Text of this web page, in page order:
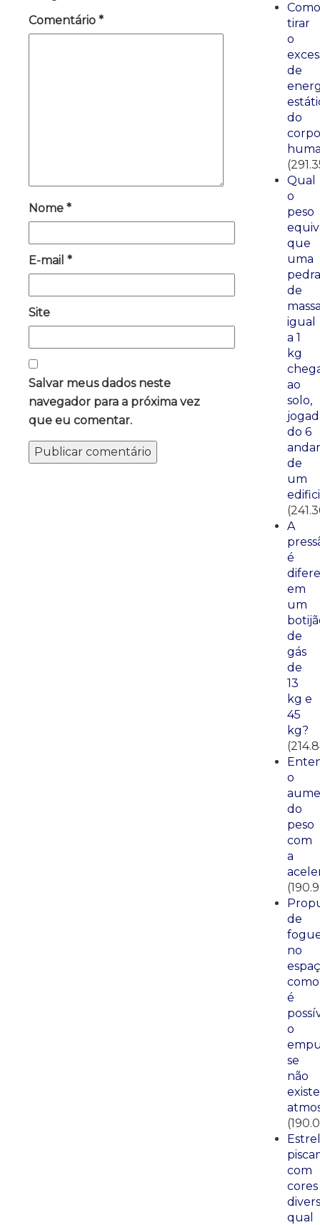
Comentário *
Nome *
E-mail *
Site
Salvar meus dados neste
navegador para a próxima vez
que eu comentar.
Como
tirar
o
de
do
corpo
Qual
o
peso
que
uma
pedra
de
igual
a 1
kg
ao
solo,
do 6
andar
de
um
A
é
em
um
de
gás
de
13
kg e
45
kg?
o
do
peso
com
a
de
no
como
é
o
se
não
existe
com
cores
qual